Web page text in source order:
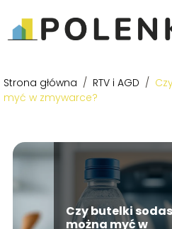
Strona główna / RTV i AGD /
myć w zmywarce?
Czy butelki
można myć w